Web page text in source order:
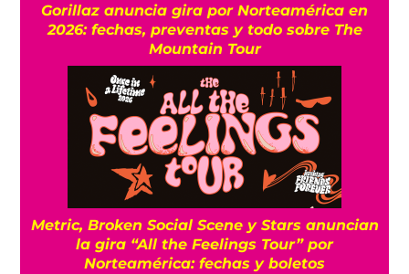
Gorillaz anuncia gira por Norteamérica en
2026: fechas, preventas y todo sobre The
Mountain Tour
Metric, Broken Social Scene y Stars anuncian
la gira “All the Feelings Tour” por
Norteamérica: fechas y boletos